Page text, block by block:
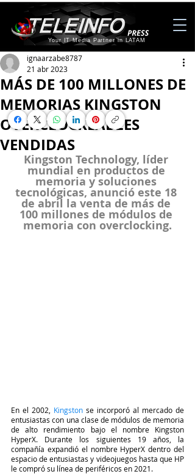
Your IT Media Partner in LATAM
MÁS DE 100 MILLONES DE
MEMORIAS KINGSTON
OVERCLOCKEABLES
VENDIDAS
ignaarzabe8787
21 abr 2023
Kingston Technology, líder
mundial en productos de
memoria y soluciones
tecnológicas, anunció este 18
de abril la venta de más de
100 millones de módulos de
memoria con overclocking.
En el 2002, Kingston se incorporó al mercado de
entusiastas con una clase de módulos de memoria
de alto rendimiento bajo el nombre Kingston
HyperX. Durante los siguientes 19 años, la
compañía expandió el nombre HyperX dentro del
espacio de entusiastas y videojuegos hasta que HP
le compró su línea de periféricos en 2021.